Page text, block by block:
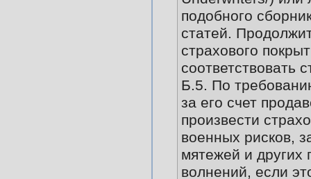
подобного
статей.
страхового
соответствовать
Б.5. По
за его счет
произвести
военных рисков,
мятежей и других
волнений, если